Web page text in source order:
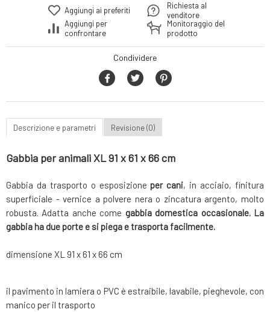
Aggiungi ai preferiti
Aggiungi per
confrontare
Richiesta al
venditore
Monitoraggio del
prodotto
Condividere
Descrizione e parametri Revisione (0)
Gabbia per animali XL 91 x 61 x 66 cm
Gabbia da trasporto o esposizione per cani, in acciaio, finitura
superficiale - vernice a polvere nera o zincatura argento, molto
robusta. Adatta anche come gabbia domestica occasionale. La
gabbia ha due porte e si piega e trasporta facilmente.
dimensione XL 91 x 61 x 66 cm
il pavimento in lamiera o PVC è estraibile, lavabile, pieghevole, con
manico per il trasporto